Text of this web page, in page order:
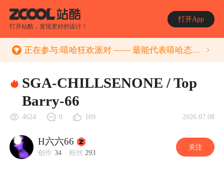
打开站酷，发现更好的设计！
打开App
正在参与:嘻哈狂欢派对 —— 最能代表嘻哈态度的AIMV创作大赛
SGA-CHILLSENONE / Top
Barry-66
4624 0 169 2026.07.08
H六六66
创作 34 粉丝 293
关注